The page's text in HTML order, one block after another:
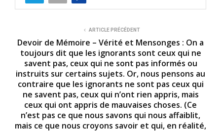
ARTICLE PRÉCÉDENT
Devoir de Mémoire – Vérité et Mensonges : On a
toujours dit que les ignorants sont ceux qui ne
savent pas, ceux qui ne sont pas informés ou
instruits sur certains sujets. Or, nous pensons au
contraire que les ignorants ne sont pas ceux qui
ne savent pas, ceux qui n’ont rien appris, mais
ceux qui ont appris de mauvaises choses. (Ce
n’est pas ce que nous savons qui nous affaiblit,
mais ce que nous croyons savoir et qui, en réalité,